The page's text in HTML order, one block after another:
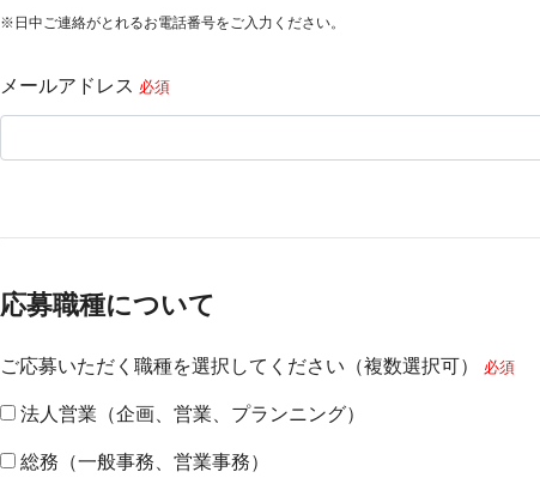
※日中ご連絡がとれるお電話番号をご入力ください。
メールアドレス 必須
応募職種について
ご応募いただく職種を選択してください（複数選択可） 必須
法人営業（企画、営業、プランニング）
総務（一般事務、営業事務）